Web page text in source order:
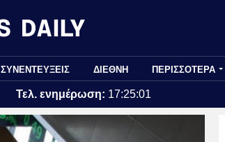
ΣΥΝΕΝΤΕΥΞΕΙΣ ΔΙΕΘΝΗ ΠΕΡΙΣΣΟΤΕΡΑ
Τελ. ενημέρωση: 17:25:01